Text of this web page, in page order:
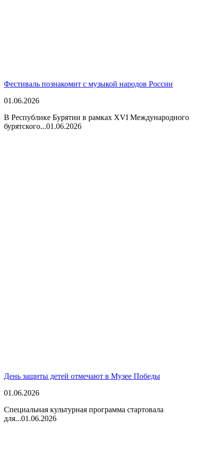
Фестиваль познакомит с музыкой народов России
01.06.2026
В Республике Бурятии в рамках XVI Международного
бурятского...01.06.2026
День защиты детей отмечают в Музее Победы
01.06.2026
Специальная культурная программа стартовала
для...01.06.2026